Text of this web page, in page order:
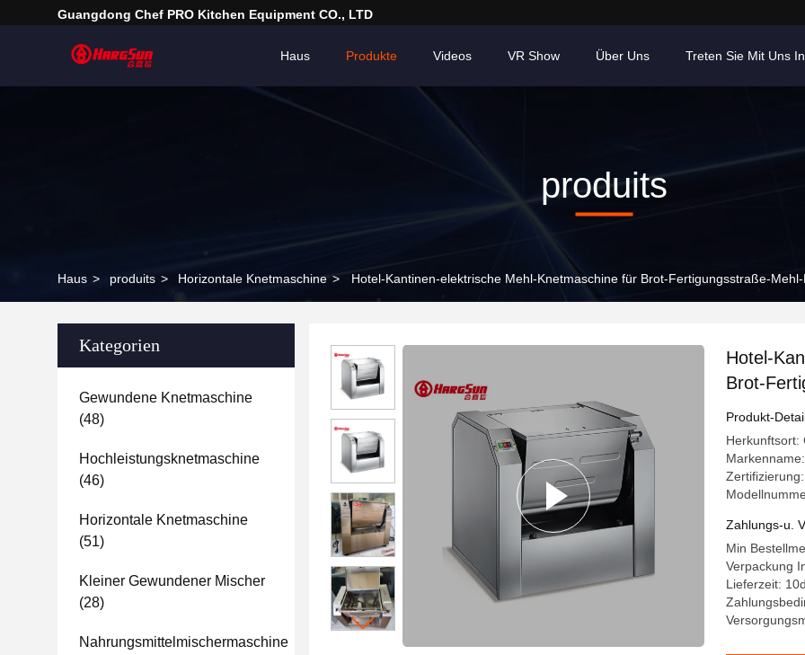
Guangdong Chef PRO Kitchen Equipment CO., LTD
Haus Produkte Videos VR Show Über Uns Treten Sie Mit Uns
produits
Haus > produits > Horizontale Knetmaschine > Hotel-Kantinen-elektrische Mehl-Knetmaschine für Brot-Fertigungsstraße-
Kategorien
Gewundene Knetmaschine
(48)
Hochleistungsknetmaschine
(46)
Horizontale Knetmaschine
(51)
Kleiner Gewundener Mischer
(28)
Nahrungsmittelmischermaschine
Hotel-
Brot-
Produkt-
Herkunftsort:
Zahlungs-u.
Min
Verpackung
Lieferzeit: